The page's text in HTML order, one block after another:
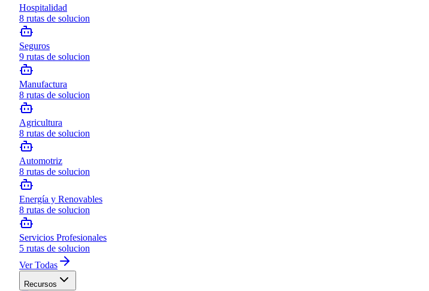
Hospitalidad
8 rutas de solucion
Seguros
9 rutas de solucion
Manufactura
8 rutas de solucion
Agricultura
8 rutas de solucion
Automotriz
8 rutas de solucion
Energía y Renovables
8 rutas de solucion
Servicios Profesionales
5 rutas de solucion
Ver Todas
Recursos